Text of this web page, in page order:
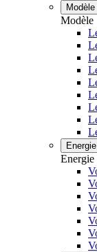
Modèle
Modèle
Energie
Energie